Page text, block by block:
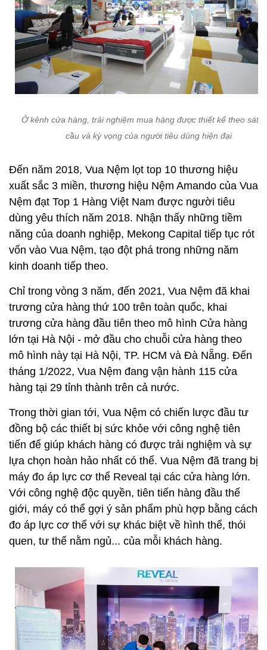
Ở kênh cửa hàng, trải nghiệm mua hàng được thiết kế theo sát
cầu và kỳ vọng của người tiêu dùng hiện đại
Đến năm 2018, Vua Nệm lọt top 10 thương hiệu
xuất sắc 3 miền, thương hiệu Nệm Amando của Vua
Nệm đạt Top 1 Hàng Việt Nam được người tiêu
dùng yêu thích năm 2018. Nhận thấy những tiềm
năng của doanh nghiệp, Mekong Capital tiếp tục rót
vốn vào Vua Nệm, tạo đột phá trong những năm
kinh doanh tiếp theo.
Chỉ trong vòng 3 năm, đến 2021, Vua Nệm đã khai
trương cửa hàng thứ 100 trên toàn quốc, khai
trương cửa hàng đầu tiên theo mô hình Cửa hàng
lớn tại Hà Nội - mở đầu cho chuỗi cửa hàng theo
mô hình này tại Hà Nội, TP. HCM và Đà Nẵng. Đến
tháng 1/2022, Vua Nệm đang vận hành 115 cửa
hàng tại 29 tỉnh thành trên cả nước.
Trong thời gian tới, Vua Nệm có chiến lược đầu tư
đồng bộ các thiết bị sức khỏe với công nghệ tiên
tiến để giúp khách hàng có được trải nghiệm và sự
lựa chọn hoàn hảo nhất có thể. Vua Nệm đã trang bị
máy đo áp lực cơ thể Reveal tại các cửa hàng lớn.
Với công nghệ độc quyền, tiên tiến hàng đầu thế
giới, máy có thể gợi ý sản phẩm phù hợp bằng cách
đo áp lực cơ thể với sự khác biệt về hình thể, thói
quen, tư thế nằm ngủ... của mỗi khách hàng.